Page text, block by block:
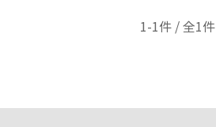
1-1件 / 全1件